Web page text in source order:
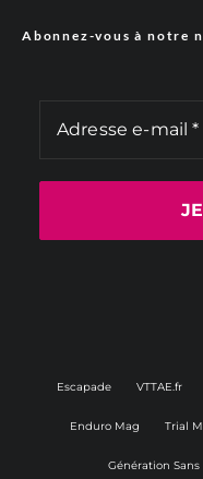
Abonnez-vous à notre
Escapade VTTAE.fr
Enduro Mag Trial
Génération Sans